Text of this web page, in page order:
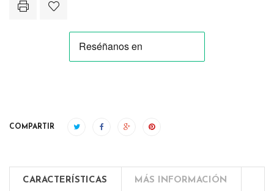
COMPARTIR
CARACTERÍSTICAS MÁS INFORMACIÓN